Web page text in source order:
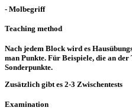
- Molbegriff
Teaching method
Nach jedem Block wird es
man Punkte. Für Beispiele, die an der
Sonderpunkte.
Zusätzlich gibt es 2-3 Zwischentests
Examination